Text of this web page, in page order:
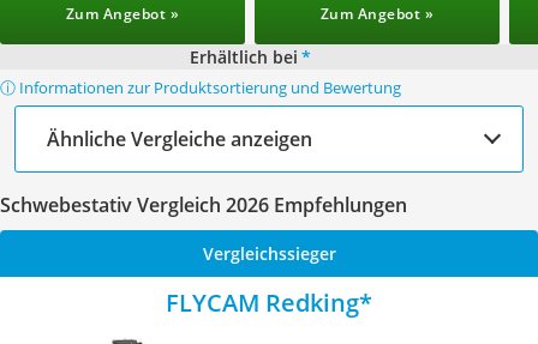
Zum Angebot » Zum Angebot »
Erhältlich bei *
ⓘ Informationen zur Produktsortierung und Bewertung
Ähnliche Vergleiche anzeigen
Schwebestativ Vergleich 2026 Empfehlungen
Vergleichssieger
FLYCAM Redking